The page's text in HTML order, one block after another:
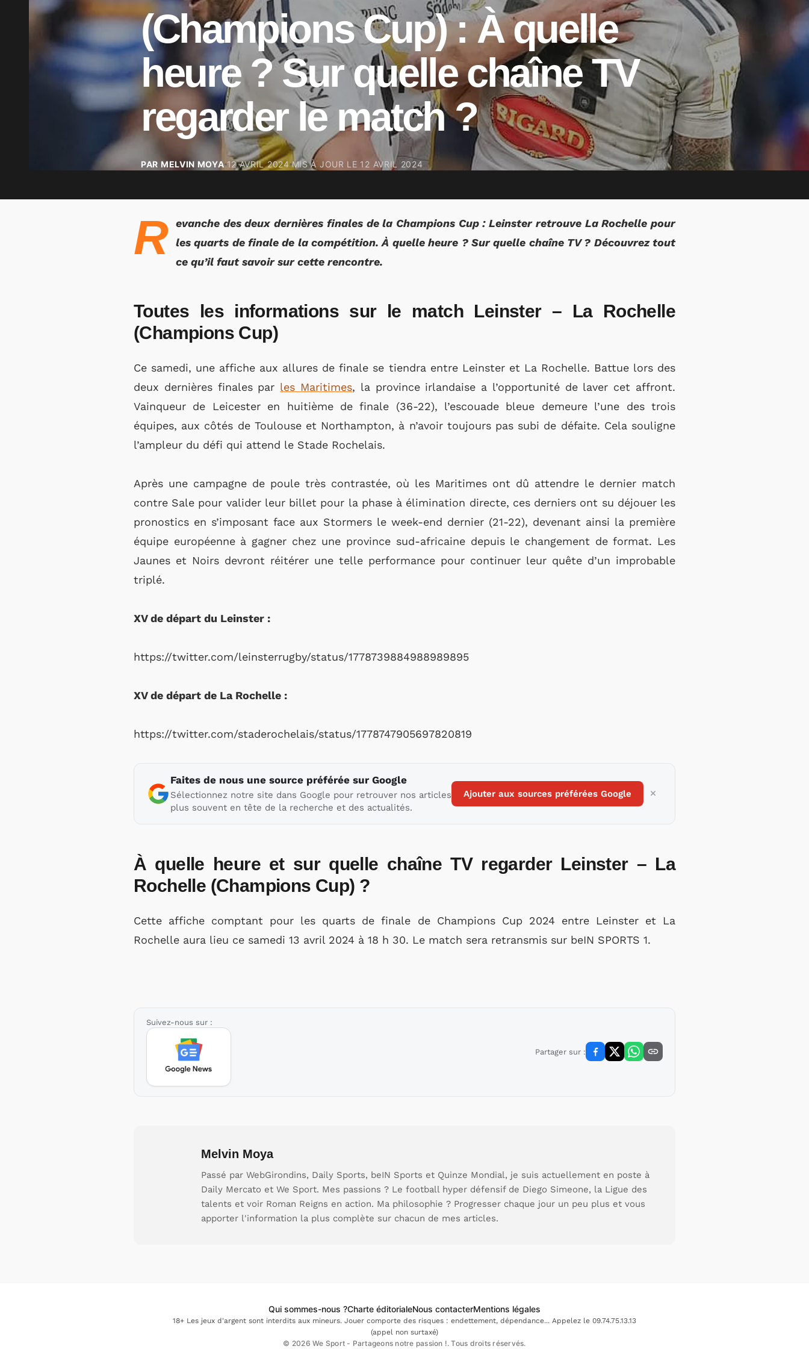
(Champions Cup) : À quelle
heure ? Sur quelle chaîne TV
regarder le match ?
PAR MELVIN MOYA 12 AVRIL 2024 MIS À JOUR LE 12 AVRIL 2024
R evanche des deux dernières finales de la Champions Cup : Leinster retrouve La Rochelle pour
les quarts de finale de la compétition. À quelle heure ? Sur quelle chaîne TV ? Découvrez tout
ce qu’il faut savoir sur cette rencontre.
Toutes les informations sur le match Leinster – La Rochelle
(Champions Cup)
Ce samedi, une affiche aux allures de finale se tiendra entre Leinster et La Rochelle. Battue lors des
deux dernières finales par les Maritimes, la province irlandaise a l’opportunité de laver cet affront.
Vainqueur de Leicester en huitième de finale (36-22), l’escouade bleue demeure l’une des trois
équipes, aux côtés de Toulouse et Northampton, à n’avoir toujours pas subi de défaite. Cela souligne
l’ampleur du défi qui attend le Stade Rochelais.
Après une campagne de poule très contrastée, où les Maritimes ont dû attendre le dernier match
contre Sale pour valider leur billet pour la phase à élimination directe, ces derniers ont su déjouer les
pronostics en s’imposant face aux Stormers le week-end dernier (21-22), devenant ainsi la première
équipe européenne à gagner chez une province sud-africaine depuis le changement de format. Les
Jaunes et Noirs devront réitérer une telle performance pour continuer leur quête d’un improbable
triplé.
XV de départ du Leinster :
https://twitter.com/leinsterrugby/status/1778739884988989895
XV de départ de La Rochelle :
https://twitter.com/staderochelais/status/1778747905697820819
Faites de nous une source préférée sur Google
Sélectionnez notre site dans Google pour retrouver nos articles
plus souvent en tête de la recherche et des actualités.
Ajouter aux sources préférées Google
À quelle heure et sur quelle chaîne TV regarder Leinster – La
Rochelle (Champions Cup) ?
Cette affiche comptant pour les quarts de finale de Champions Cup 2024 entre Leinster et La
Rochelle aura lieu ce samedi 13 avril 2024 à 18 h 30. Le match sera retransmis sur beIN SPORTS 1.
Suivez-nous sur :
Partager sur :
Melvin Moya
Passé par WebGirondins, Daily Sports, beIN Sports et Quinze Mondial, je suis actuellement en poste à
Daily Mercato et We Sport. Mes passions ? Le football hyper défensif de Diego Simeone, la Ligue des
talents et voir Roman Reigns en action. Ma philosophie ? Progresser chaque jour un peu plus et vous
apporter l'information la plus complète sur chacun de mes articles.
Qui sommes-nous ?Charte éditorialeNous contacterMentions légales
18+ Les jeux d'argent sont interdits aux mineurs. Jouer comporte des risques : endettement, dépendance... Appelez le 09.74.75.13.13
(appel non surtaxé)
© 2026 We Sport - Partageons notre passion !. Tous droits réservés.